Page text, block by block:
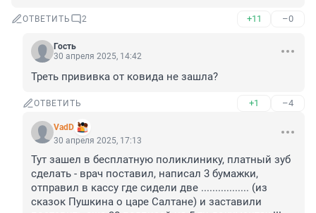
ОТВЕТИТЬ 2 +11 –0
Гость
30 апреля 2025, 14:42
Треть прививка от ковида не зашла?
ОТВЕТИТЬ +1 –4
VadD
30 апреля 2025, 17:13
Тут зашел в бесплатную поликлинику, платный зуб
сделать - врач поставил, написал 3 бумажки,
отправил в кассу где сидели две ................. (из
сказок Пушкина о царе Салтане) и заставили